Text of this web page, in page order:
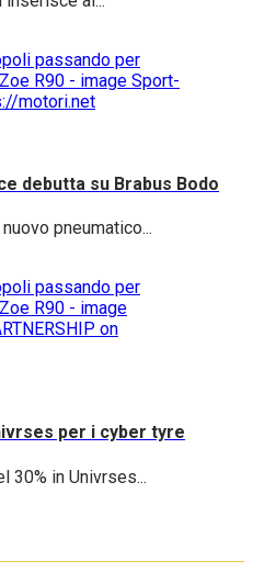
debutta su Brabus Bodo
pneumatico...
per i cyber tyre
30% in Univrses...